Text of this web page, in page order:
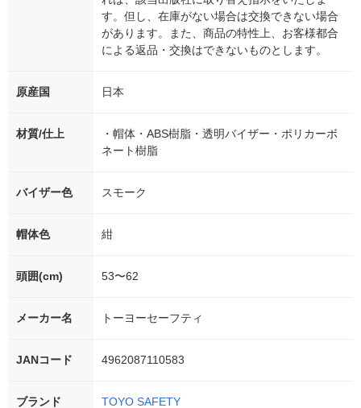
す。但し、在庫がない場合は交換できない場合
があります。また、商品の特性上、お客様都合
による返品・交換はできないものとします。
原産国 日本
材質/仕上
・帽体・ABS樹脂・透明バイザー・ポリカーボ
ネート樹脂
バイザー色 スモーク
帽体色 紺
頭囲(cm) 53〜62
メーカー名 トーヨーセーフティ
JANコード 4962087110583
ブランド TOYO SAFETY